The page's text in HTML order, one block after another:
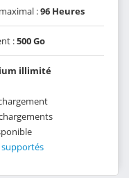
:96 Heures
:500 Go
illimité
supportés